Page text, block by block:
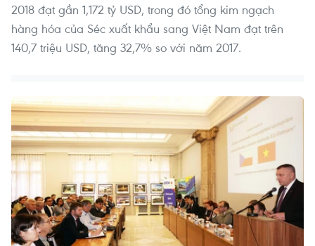
2018 đạt gần 1,172 tỷ USD, trong đó tổng kim ngạch
hàng hóa của Séc xuất khẩu sang Việt Nam đạt trên
140,7 triệu USD, tăng 32,7% so với năm 2017.